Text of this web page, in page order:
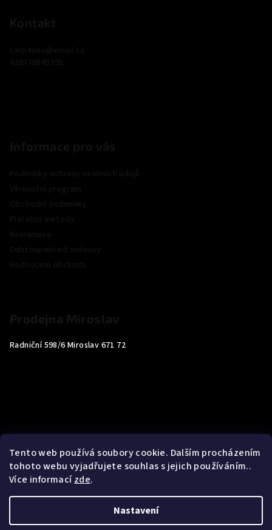
Tento web používá soubory cookie. Dalším procházením
tohoto webu vyjadřujete souhlas s jejich používáním..
Více informacízde.
Nastavení
Radniční 598/6 Miroslav 671 72